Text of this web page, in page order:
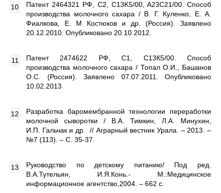
Патент 2464321 РФ, С2, C13K5/00, A23C21/00. Способ
производства молочного сахара / В. Г. Куленко, Е. А.
Фиалкова, Е. М Костюков и др. (Россия). Заявлено
20.12.2010. Опубликовано 20.10.2012.
Патент 2474622 РФ, С1, С13К5/00. Способ
производства молочного сахара / Топал О.И., Башанов
О.С. (Россия). Заявлено 07.07.2011. Опубликовано
10.02.2013
Разработка баромембранной технологии переработки
молочной сыворотки / В.А. Тимкин, Л.А. Минухин,
И.П. Гальчак и др. // Аграрный вестник Урала. – 2013. –
№7 (113). – С. 35-37.
Руководство по детскому питанию/ Под ред.
В.А.Тутельян, И.Я.Конь.- М.:Медицинское
информационное агентство,2004. – 662 с.